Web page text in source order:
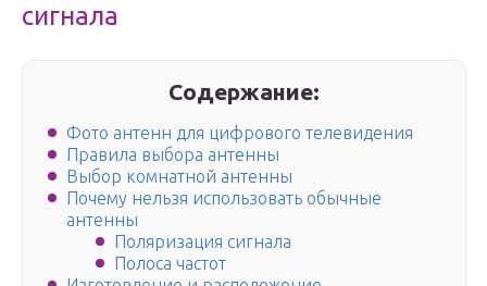
сигнала
Содержание:
Фото антенн для цифрового телевидения
Правила выбора антенны
Выбор комнатной антенны
Почему нельзя использовать обычные
антенны
Поляризация сигнала
Полоса частот